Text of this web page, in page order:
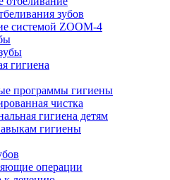
зубов
системой ZOOM-4
гигиена
программы гигиены
чистка
гигиена детям
гигиены
операции